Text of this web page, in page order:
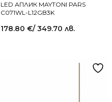
LED АПЛИК MAYTONI PARS
C071WL-L12GB3K
178.80 €/ 349.70 лв.